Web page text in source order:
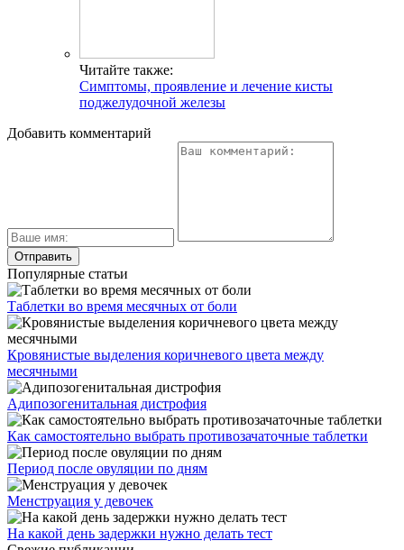
Читайте также:
Симптомы, проявление и лечение кисты
поджелудочной железы
Добавить комментарий
Популярные статьи
Таблетки во время месячных от боли
Кровянистые выделения коричневого цвета между
месячными
Адипозогенитальная дистрофия
Как самостоятельно выбрать противозачаточные таблетки
Период после овуляции по дням
Менструация у девочек
На какой день задержки нужно делать тест